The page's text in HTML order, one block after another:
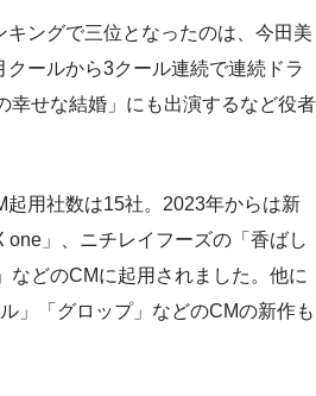
ングで三位となったのは、今田美
ールから3クール連続で連続ドラ
幸せな結婚」にも出演するなど役者
用社数は15社。2023年からは新
one」、ニチレイフーズの「香ばし
などのCMに起用されました。他に
」「グロップ」などのCMの新作も